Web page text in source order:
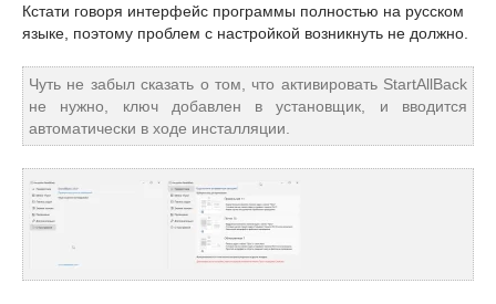
Кстати говоря интерфейс программы полностью на русском
языке, поэтому проблем с настройкой возникнуть не должно.
Чуть не забыл сказать о том, что активировать StartAllBack
не нужно, ключ добавлен в установщик, и вводится
автоматически в ходе инсталляции.